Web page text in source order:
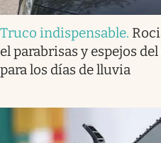
Truco indispensable.
el parabrisas y espejos
para los días de lluvia